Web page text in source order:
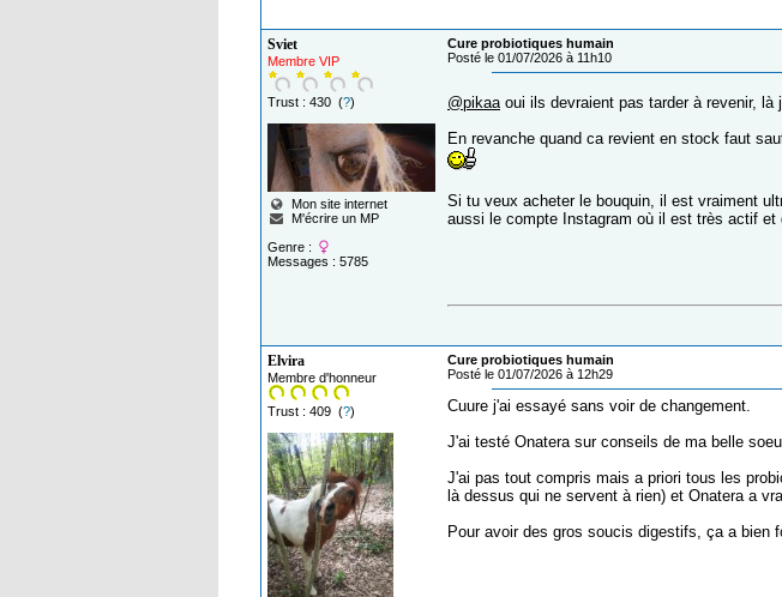
Sviet
Membre VIP
Trust : 430 (?)
Mon site internet
M'écrire un MP
Genre :
Messages : 5785
Cure probiotiques humain
Posté le 01/07/2026 à 11h10
@pikaa oui ils devraient pas tarder à revenir, là
En revanche quand ca revient en stock faut
Si tu veux acheter le bouquin, il est vraiment
aussi le compte Instagram où il est très actif
Elvira
Membre d'honneur
Trust : 409 (?)
Cure probiotiques humain
Posté le 01/07/2026 à 12h29
Cuure j'ai essayé sans voir de changement.
J'ai testé Onatera sur conseils de ma belle
J'ai pas tout compris mais a priori tous les
là dessus qui ne servent à rien) et Onatera a
Pour avoir des gros soucis digestifs, ça a bien